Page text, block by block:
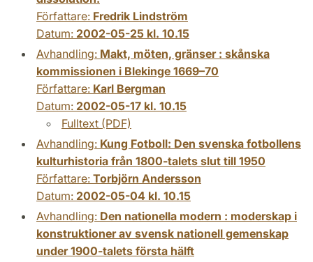
Författare: Fredrik Lindström
Datum: 2002-05-25 kl. 10.15
Avhandling: Makt, möten, gränser : skånska
kommissionen i Blekinge 1669–70
Författare: Karl Bergman
Datum: 2002-05-17 kl. 10.15
Fulltext (PDF)
Avhandling: Kung Fotboll: Den svenska fotbollens
kulturhistoria från 1800-talets slut till 1950
Författare: Torbjörn Andersson
Datum: 2002-05-04 kl. 10.15
Avhandling: Den nationella modern : moderskap i
konstruktioner av svensk nationell gemenskap
under 1900-talets första hälft